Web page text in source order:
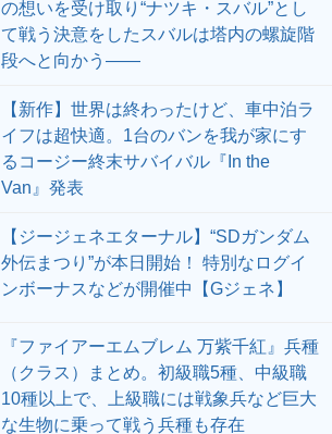
の想いを受け取り“ナツキ・スバル”とし
て戦う決意をしたスバルは塔内の螺旋階
段へと向かう――
【新作】世界は終わったけど、車中泊ラ
イフは超快適。1台のバンを我が家にす
るコージー終末サバイバル『In the
Van』発表
【ジージェネエターナル】“SDガンダム
外伝まつり”が本日開始！ 特別なログイ
ンボーナスなどが開催中【Gジェネ】
『ファイアーエムブレム 万紫千紅』兵種
（クラス）まとめ。初級職5種、中級職
10種以上で、上級職には戦象兵など巨大
な生物に乗って戦う兵種も存在